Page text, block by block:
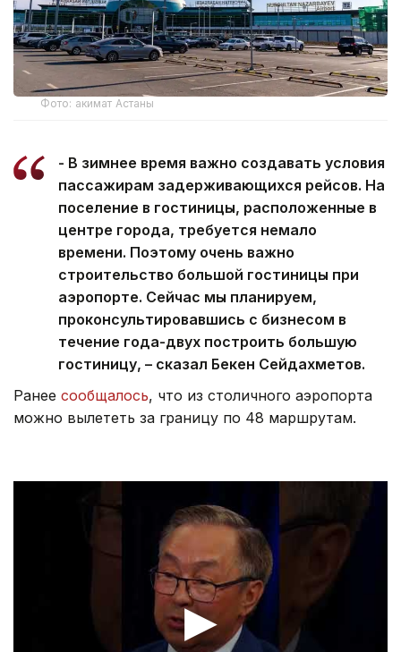
Фото: акимат Астаны
- В зимнее время важно создавать условия
пассажирам задерживающихся рейсов. На
поселение в гостиницы, расположенные в
центре города, требуется немало
времени. Поэтому очень важно
строительство большой гостиницы при
аэропорте. Сейчас мы планируем,
проконсультировавшись с бизнесом в
течение года-двух построить большую
гостиницу, – сказал Бекен Сейдахметов.
Ранее сообщалось, что из столичного аэропорта
можно вылететь за границу по 48 маршрутам.